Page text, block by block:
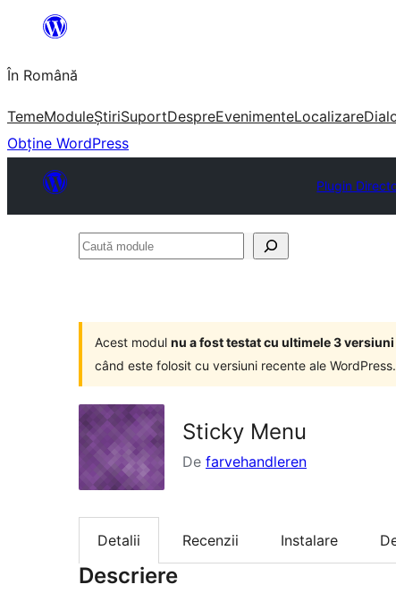
conținut
În Română
TemeModuleȘtiriSuportDespreEvenimenteLocalizare
Obține WordPress
Plugin
Caută
Acest modul nu a fost testat cu ultimele 3
când este folosit cu versiuni recente ale WordPress.
Sticky Menu
De farvehandleren
Detalii Recenzii Instalare
Descriere